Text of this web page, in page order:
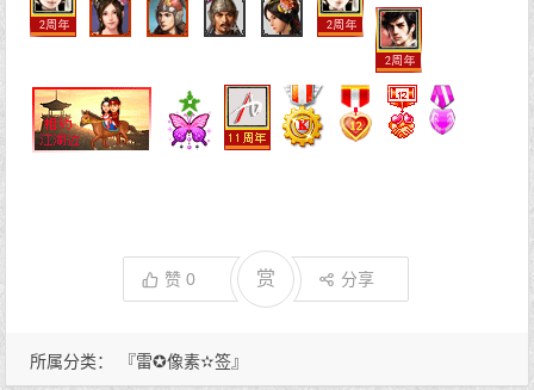
所属分类： 『雷✪像素✫签』
赞 0 赏 分享